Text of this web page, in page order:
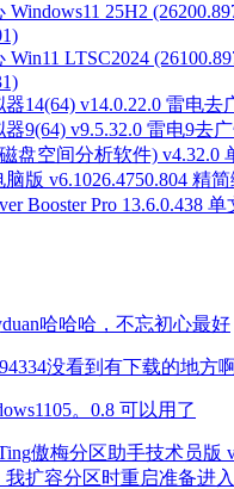
Windows11 25H2
Win11 LTSC2024
14(64) v14.0.22.0 雷电去
9(64) v9.5.32.0 雷电9去
盘空间分析软件) v4.32.0
版 v6.1026.4750.804 精
Booster Pro 13.6.0.438
哈哈哈，不忘初心最好
没看到有下载的地方
5。0.8 可以用了
傲梅分区助手技术员版
我扩容分区时重启准备进